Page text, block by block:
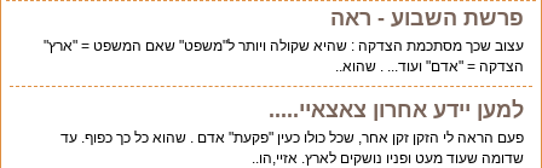
פרשת השבוע - ראה
עצוב שכך מסתכמת הצדקה : שהיא שקולה ויותר ל"משפט" שאם המשפט = "ארץ"
הצדקה = "אדם" ועוד... . שהוא..
למען יידע אחרון צאצאיי.....
פעם הראה לי הזקן זקן אחר, שכל כולו כעין "פקעת" אדם . שהוא כל כך כפוף. עד
שדומה שעוד מעט ופניו נושקים לארץ. אזיי,הו..